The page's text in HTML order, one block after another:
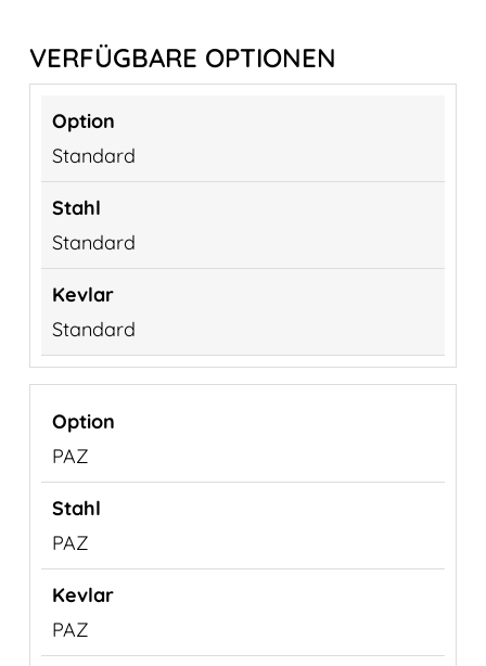
VERFÜGBARE OPTIONEN
Standard
Standard
Standard
PAZ
PAZ
PAZ